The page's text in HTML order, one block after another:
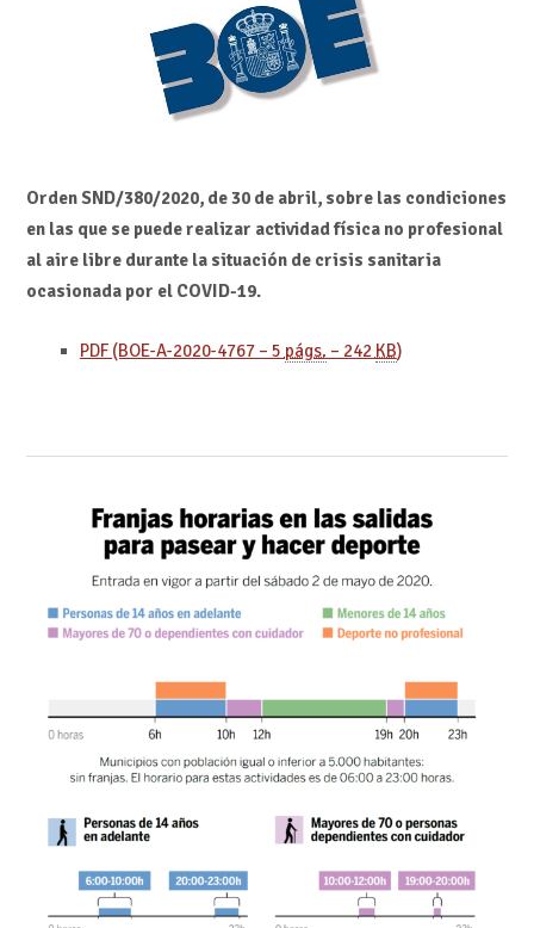
Orden SND/380/2020, de 30 de abril, sobre las condiciones
en las que se puede realizar actividad física no profesional
al aire libre durante la situación de crisis sanitaria
ocasionada por el COVID-19.
PDF (BOE-A-2020-4767 – 5 págs. – 242 KB)